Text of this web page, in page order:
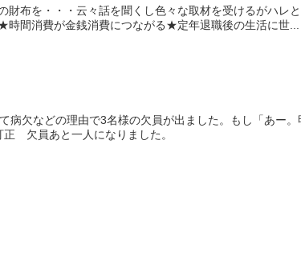
財布を・・・云々話を聞くし色々な取材を受けるがハレ
時間消費が金銭消費につながる★定年退職後の生活に世...
病欠などの理由で3名様の欠員が出ました。もし「あー
欠員あと一人になりました。